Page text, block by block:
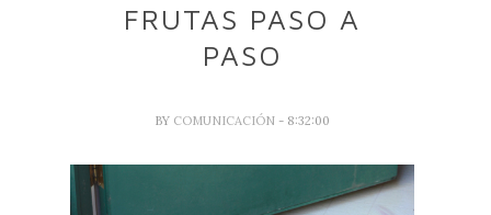
FRUTAS PASO A
PASO
BY COMUNICACIÓN - 8:32:00